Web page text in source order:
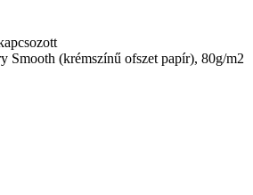
Smooth (krémszínű ofszet papír), 80g/m2